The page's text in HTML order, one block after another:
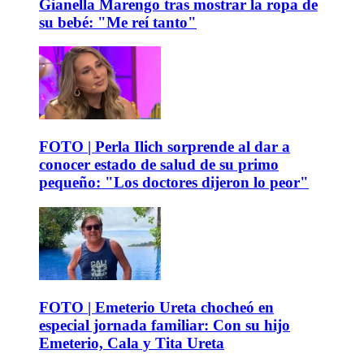
Gianella Marengo tras mostrar la ropa de
su bebé: "Me reí tanto"
FOTO | Perla Ilich sorprende al dar a
conocer estado de salud de su primo
pequeño: "Los doctores dijeron lo peor"
FOTO | Emeterio Ureta chocheó en
especial jornada familiar: Con su hijo
Emeterio, Cala y Tita Ureta